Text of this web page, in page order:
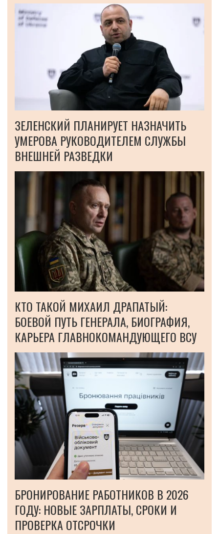
ЗЕЛЕНСКИЙ ПЛАНИРУЕТ НАЗНАЧИТЬ
УМЕРОВА РУКОВОДИТЕЛЕМ СЛУЖБЫ
ВНЕШНЕЙ РАЗВЕДКИ
КТО ТАКОЙ МИХАИЛ ДРАПАТЫЙ:
БОЕВОЙ ПУТЬ ГЕНЕРАЛА, БИОГРАФИЯ,
КАРЬЕРА ГЛАВНОКОМАНДУЮЩЕГО ВСУ
БРОНИРОВАНИЕ РАБОТНИКОВ В 2026
ГОДУ: НОВЫЕ ЗАРПЛАТЫ, СРОКИ И
ПРОВЕРКА ОТСРОЧКИ